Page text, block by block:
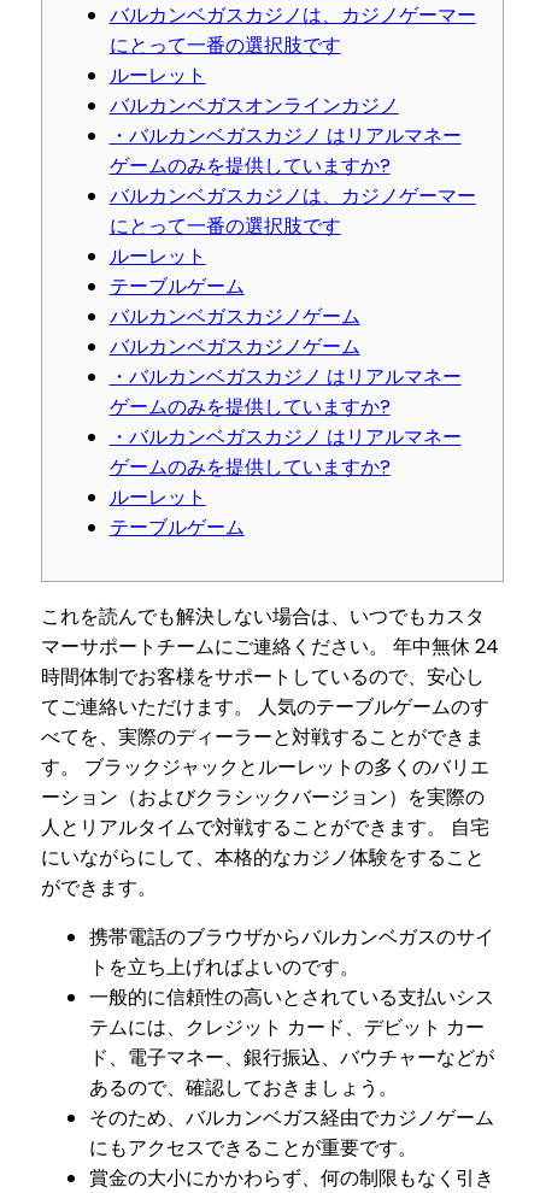
バルカンベガスカジノは、カジノゲーマー
にとって一番の選択肢です
ルーレット
バルカンベガスオンラインカジノ
・バルカンベガスカジノ はリアルマネー
ゲームのみを提供していますか?
バルカンベガスカジノは、カジノゲーマー
にとって一番の選択肢です
ルーレット
テーブルゲーム
バルカンベガスカジノゲーム
バルカンベガスカジノゲーム
・バルカンベガスカジノ はリアルマネー
ゲームのみを提供していますか?
・バルカンベガスカジノ はリアルマネー
ゲームのみを提供していますか?
ルーレット
テーブルゲーム
これを読んでも解決しない場合は、いつでもカスタ
マーサポートチームにご連絡ください。 年中無休 24
時間体制でお客様をサポートしているので、安心し
てご連絡いただけます。 人気のテーブルゲームのす
べてを、実際のディーラーと対戦することができま
す。 ブラックジャックとルーレットの多くのバリエ
ーション（およびクラシックバージョン）を実際の
人とリアルタイムで対戦することができます。 自宅
にいながらにして、本格的なカジノ体験をすること
ができます。
携帯電話のブラウザからバルカンベガスのサイ
トを立ち上げればよいのです。
一般的に信頼性の高いとされている支払いシス
テムには、クレジット カード、デビット カー
ド、電子マネー、銀行振込、バウチャーなどが
あるので、確認しておきましょう。
そのため、バルカンベガス経由でカジノゲーム
にもアクセスできることが重要です。
賞金の大小にかかわらず、何の制限もなく引き